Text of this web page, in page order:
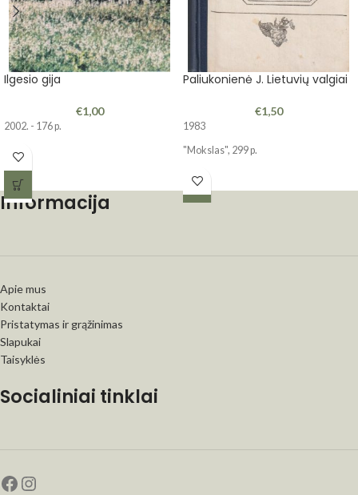
Ilgesio gija
€1,00
2002. - 176 p.
Paliukonienė J. Lietuvių valgiai
€1,50
1983
"Mokslas", 299 p.
Informacija
Apie mus
Kontaktai
Pristatymas ir grąžinimas
Slapukai
Taisyklės
Socialiniai tinklai